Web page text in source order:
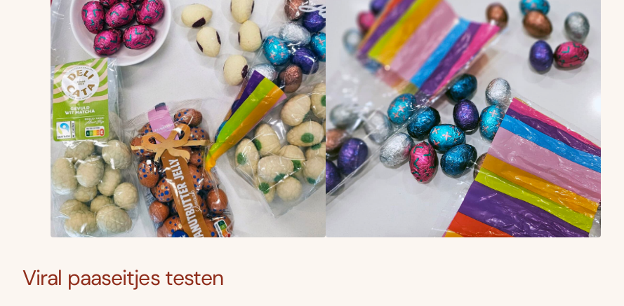
Viral paaseitjes testen